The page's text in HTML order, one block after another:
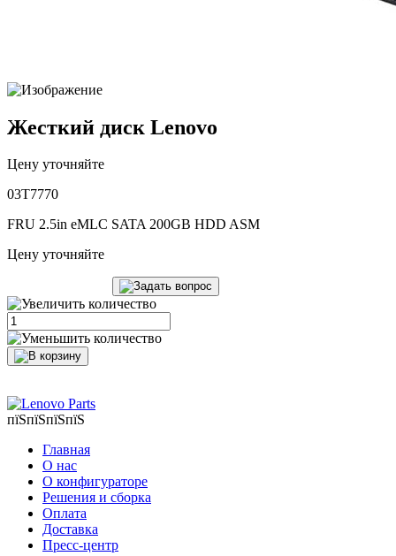
Жесткий диск Lenovo
Цену уточняйте
03T7770
FRU 2.5in eMLC SATA 200GB HDD ASM
Цену уточняйте
пїЅпїЅпїЅпїЅ
Главная
О нас
О конфигураторе
Решения и сборка
Оплата
Доставка
Пресс-центр